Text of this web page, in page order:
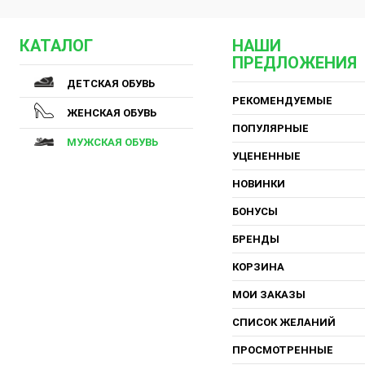
КАТАЛОГ
ДЕТСКАЯ ОБУВЬ
ЖЕНСКАЯ ОБУВЬ
МУЖСКАЯ ОБУВЬ
НАШИ
ПРЕДЛОЖЕНИЯ
РЕКОМЕНДУЕМЫЕ
ПОПУЛЯРНЫЕ
УЦЕНЕННЫЕ
НОВИНКИ
БОНУСЫ
БРЕНДЫ
КОРЗИНА
МОИ ЗАКАЗЫ
СПИСОК ЖЕЛАНИЙ
ПРОСМОТРЕННЫЕ